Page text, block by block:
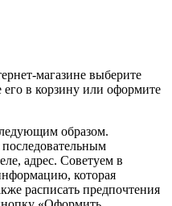
магазине выберите
в корзину или оформите
образом.
адрес. Советуем в
которая
расписать предпочтения